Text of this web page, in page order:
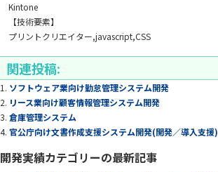
Kintone
【技術要素】
プリントクリエイター,javascript,CSS
関連投稿:
ソフトウェア業向け勤怠管理システム開発
リース業向け顧客情報管理システム開発
倉庫管理システム
官公庁向け文書作成支援システム開発(開発／導入支援)
開発実績カテゴリーの最新記事